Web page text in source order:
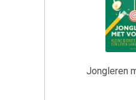
Jongleren